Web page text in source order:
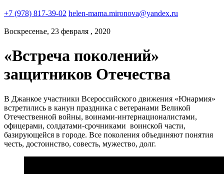
+7 (978) 817-39-02 helen-mama.mironova@yandex.ru
Воскресенье, 23 февраля , 2020
«Встреча поколений»
защитников Отечества
В Джанкое участники Всероссийского движения «Юнармия»
встретились в канун праздника с ветеранами Великой
Отечественной войны, воинами-интернационалистами,
офицерами, солдатами-срочниками воинской части,
базирующейся в городе. Все поколения объединяют понятия
честь, достоинство, совесть, мужество, долг.